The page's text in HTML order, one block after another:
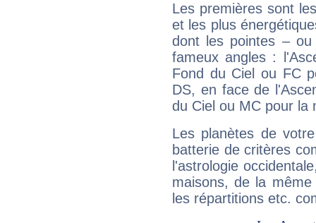
Les premières sont
et les plus
dont les pointes –
fameux angles :
Fond du Ciel ou FC
DS, en face de
du Ciel ou MC pour la
Les planètes de
batterie de critères
l'astrologie
maisons, de la
les répartitions etc.